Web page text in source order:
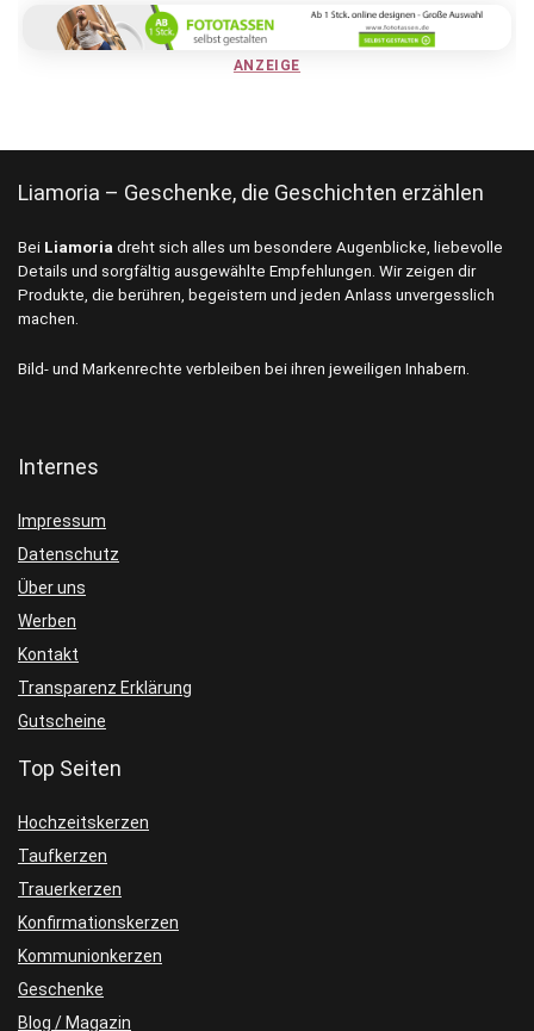
ANZEIGE
Liamoria – Geschenke, die Geschichten erzählen
Bei Liamoria dreht sich alles um besondere Augenblicke, liebevolle
Details und sorgfältig ausgewählte Empfehlungen. Wir zeigen dir
Produkte, die berühren, begeistern und jeden Anlass unvergesslich
machen.
Bild- und Markenrechte verbleiben bei ihren jeweiligen Inhabern.
Internes
Impressum
Datenschutz
Über uns
Werben
Kontakt
Transparenz Erklärung
Gutscheine
Top Seiten
Hochzeitskerzen
Taufkerzen
Trauerkerzen
Konfirmationskerzen
Kommunionkerzen
Geschenke
Blog / Magazin